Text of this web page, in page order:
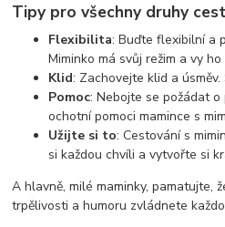
Tipy pro všechny druhy
Flexibilita: Buďte flexibilní a
Miminko má svůj režim a vy
Klid: Zachovejte klid a
Pomoc: Nebojte se požádat o
ochotní pomoci mamince s
Užijte si to: Cestování s
si každou chvíli a vytvořte si
A hlavně, milé maminky, pamatujte,
trpělivosti a humoru zvládnete